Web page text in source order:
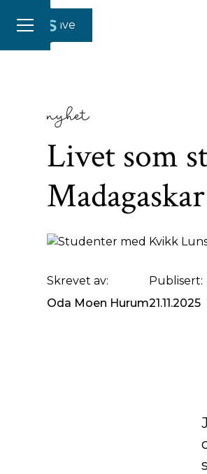
Gi en gave
nyhet
Livet som
Madagaskar
Skrevet av:
Oda Moen Hurum
Publisert:
21.11.2025